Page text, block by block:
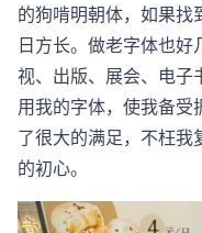
的狗啃明朝体，如果
日方长。做老字体也
视、出版、展会、电子
用我的字体，使我备受
了很大的满足，不枉我
的初心。